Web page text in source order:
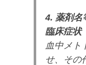
4. 薬剤
臨床症状
血中メト
せ、その